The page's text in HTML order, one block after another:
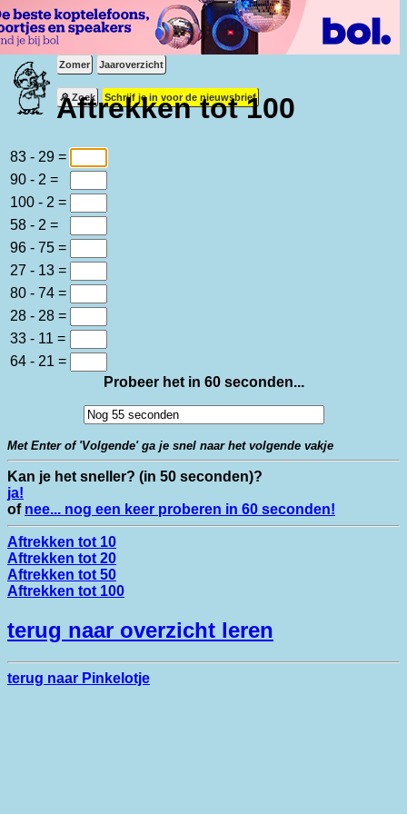
Zomer Jaaroverzicht
🔎 Zoek Schrijf je in voor de nieuwsbrief
Aftrekken tot 100
83 - 29 =
90 - 2 =
100 - 2 =
58 - 2 =
96 - 75 =
27 - 13 =
80 - 74 =
28 - 28 =
33 - 11 =
64 - 21 =
Probeer het in 60 seconden...
Met Enter of 'Volgende' ga je snel naar het volgende vakje
Kan je het sneller? (in 50 seconden)?
ja!
of nee... nog een keer proberen in 60 seconden!
Aftrekken tot 10
Aftrekken tot 20
Aftrekken tot 50
Aftrekken tot 100
terug naar overzicht leren
terug naar Pinkelotje